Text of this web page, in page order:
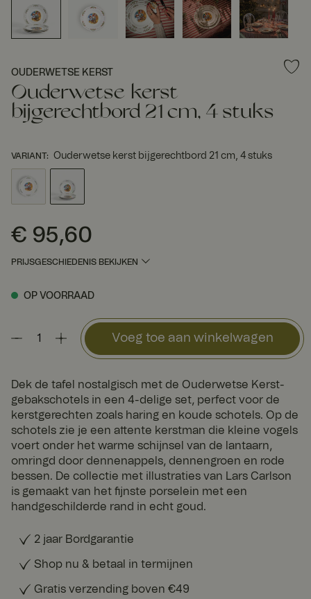
OUDERWETSE KERST
Ouderwetse kerst
bijgerechtbord 21 cm, 4 stuks
VARIANT: Ouderwetse kerst bijgerechtbord 21 cm, 4 stuks
Prijs :€ 95,60
€ 95,60
PRIJSGESCHIEDENIS BEKIJKEN
OP VOORRAAD
Voeg toe aan winkelwagen
Dek de tafel nostalgisch met de Ouderwetse Kerst-
gebakschotels in een 4-delige set, perfect voor de
kerstgerechten zoals haring en koude schotels. Op de
schotels zie je een attente kerstman die kleine vogels
voert onder het warme schijnsel van de lantaarn,
omringd door dennenappels, dennengroen en rode
bessen. De collectie met illustraties van Lars Carlson
is gemaakt van het fijnste porselein met een
handgeschilderde rand in echt goud.
2 jaar Bordgarantie
Shop nu & betaal in termijnen
Gratis verzending boven €49